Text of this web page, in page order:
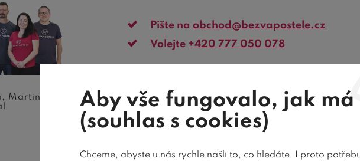
Martin, Irma,
Pište na obchod@bezvapostele.cz
Volejte +420 777 050 078
Ochrana
formuláře
Beru na vědomí zpracování osobních údajů
Aby vše fungovalo, jak má
(souhlas s cookies)
Chceme, abyste u nás rychle našli to, co hledáte. I proto